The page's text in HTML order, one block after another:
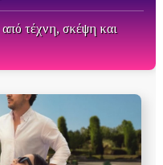
τέχνη, σκέψη και